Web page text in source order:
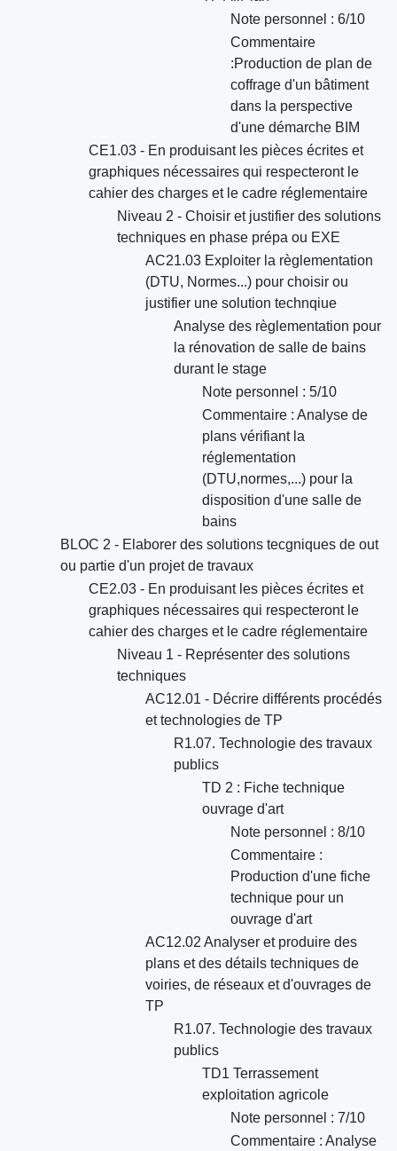
Note personnel : 6/10
Commentaire
:Production de plan de
coffrage d'un bâtiment
dans la perspective
d'une démarche BIM
CE1.03 - En produisant les pièces écrites et
graphiques nécessaires qui respecteront le
cahier des charges et le cadre réglementaire
Niveau 2 - Choisir et justifier des solutions
techniques en phase prépa ou EXE
AC21.03 Exploiter la règlementation
(DTU, Normes...) pour choisir ou
justifier une solution technqiue
Analyse des règlementation pour
la rénovation de salle de bains
durant le stage
Note personnel : 5/10
Commentaire : Analyse de
plans vérifiant la
réglementation
(DTU,normes,...) pour la
disposition d'une salle de
bains
BLOC 2 - Elaborer des solutions tecgniques de out
ou partie d'un projet de travaux
CE2.03 - En produisant les pièces écrites et
graphiques nécessaires qui respecteront le
cahier des charges et le cadre réglementaire
Niveau 1 - Représenter des solutions
techniques
AC12.01 - Décrire différents procédés
et technologies de TP
R1.07. Technologie des travaux
publics
TD 2 : Fiche technique
ouvrage d'art
Note personnel : 8/10
Commentaire :
Production d'une fiche
technique pour un
ouvrage d'art
AC12.02 Analyser et produire des
plans et des détails techniques de
voiries, de réseaux et d'ouvrages de
TP
R1.07. Technologie des travaux
publics
TD1 Terrassement
exploitation agricole
Note personnel : 7/10
Commentaire : Analyse